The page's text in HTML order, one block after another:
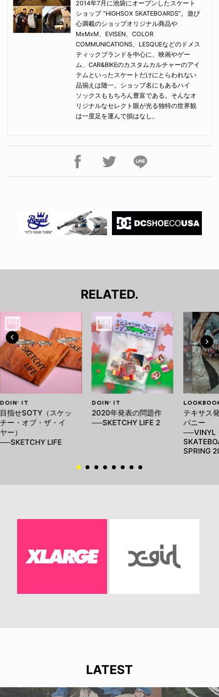
2014年7月に池袋にオープンしたスケート
ショップ “HIGHSOX SKATEBOARDS”。遊び
心満載のショップオリジナル商品や
MxMxM、EVISEN、COLOR
COMMUNICATIONS、LESQUEなどのドメス
ティックブランドを中心に、映画やゲー
ム、CAR&BIKEのカスタムカルチャーのアイ
テムといったスケートだけにとらわれない
品揃えは随一。ショップ名にもあるハイ
ソックスももちろん豊富である。そんなオ
リジナルなセレクト眼が光る独特の世界観
は一度足を運んで損はなし。
RELATED.
DOIN' IT
目指せSOTY（スケッ
チー・オブ・ザ・イ
ヤー）
──SKETCHY LIFE
DOIN' IT
2020年発表の問題作
──SKETCHY LIFE 2
テキサス
パニー
──VINYL
SPRING
LATEST